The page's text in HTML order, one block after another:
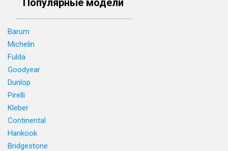
Популярные модели
Barum
Michelin
Fulda
Goodyear
Dunlop
Pirelli
Kleber
Continental
Hankook
Bridgestone